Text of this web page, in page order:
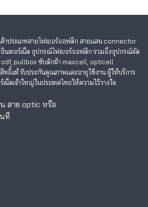
าประเภทสายไฟเบอร์ออฟติก สายแลน connector
นเทอร์เน็ต อุปกรณ์ไฟเบอร์ออฟติก รวมถึงอุปกรณ์จัด
odf, pullbox ซับดักผ้า maxcell, opticell
ทธิ์แท้ รับประกันคุณภาพและอายุใช้งาน ผู้ให้บริการ
ตเจ้าใหญ่ในประเทศไทยให้ความไว้วางใจ
สาย optic หรือ
ที